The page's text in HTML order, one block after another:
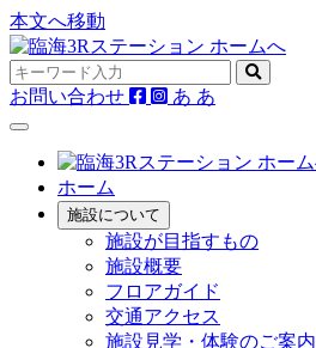
本文へ移動
お問い合わせ あ あ
ホーム
施設について
施設が目指すもの
施設概要
フロアガイド
交通アクセス
施設見学・体験のご案内